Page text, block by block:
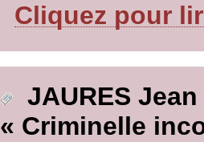
Cliquez pour
JAURES Jean
« Criminelle